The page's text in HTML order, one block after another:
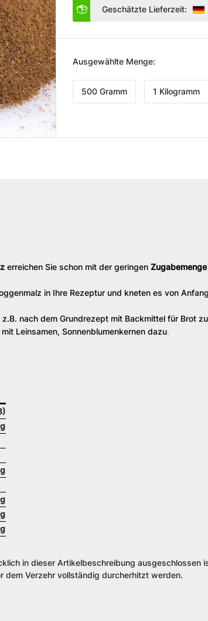
Geschätzte Lieferzeit:
Ausgewählte Menge:
500 Gramm 1 Kilogramm
erreichen Sie schon mit der geringen
in Ihre Rezeptur und kneten es von
nach dem Grundrezept mit Backmittel für Brot
Leinsamen, Sonnenblumenkernen dazu
in dieser Artikelbeschreibung ausgeschlossen
dem Verzehr vollständig durcherhitzt werden.